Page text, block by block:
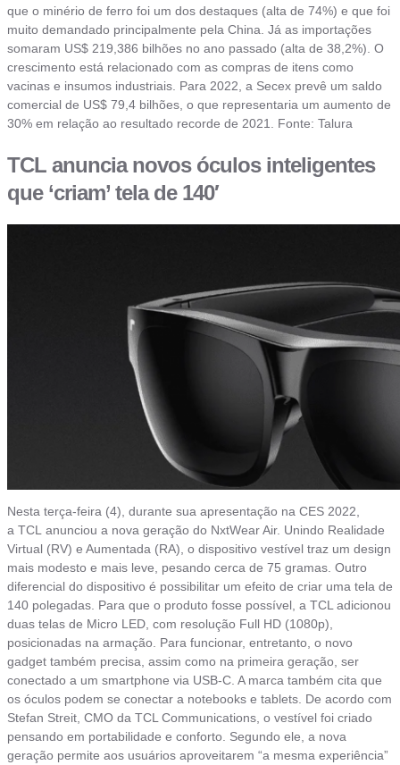
que o minério de ferro foi um dos destaques (alta de 74%) e que foi
muito demandado principalmente pela China. Já as importações
somaram US$ 219,386 bilhões no ano passado (alta de 38,2%). O
crescimento está relacionado com as compras de itens como
vacinas e insumos industriais. Para 2022, a Secex prevê um saldo
comercial de US$ 79,4 bilhões, o que representaria um aumento de
30% em relação ao resultado recorde de 2021. Fonte: Talura
TCL anuncia novos óculos inteligentes
que ‘criam’ tela de 140′
Nesta terça-feira (4), durante sua apresentação na CES 2022,
a TCL anunciou a nova geração do NxtWear Air. Unindo Realidade
Virtual (RV) e Aumentada (RA), o dispositivo vestível traz um design
mais modesto e mais leve, pesando cerca de 75 gramas. Outro
diferencial do dispositivo é possibilitar um efeito de criar uma tela de
140 polegadas. Para que o produto fosse possível, a TCL adicionou
duas telas de Micro LED, com resolução Full HD (1080p),
posicionadas na armação. Para funcionar, entretanto, o novo
gadget também precisa, assim como na primeira geração, ser
conectado a um smartphone via USB-C. A marca também cita que
os óculos podem se conectar a notebooks e tablets. De acordo com
Stefan Streit, CMO da TCL Communications, o vestível foi criado
pensando em portabilidade e conforto. Segundo ele, a nova
geração permite aos usuários aproveitarem “a mesma experiência”